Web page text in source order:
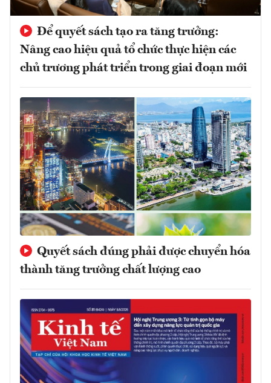
Để quyết sách tạo ra tăng trưởng:
Nâng cao hiệu quả tổ chức thực hiện các
chủ trương phát triển trong giai đoạn mới
Quyết sách đúng phải được chuyển hóa
thành tăng trưởng chất lượng cao